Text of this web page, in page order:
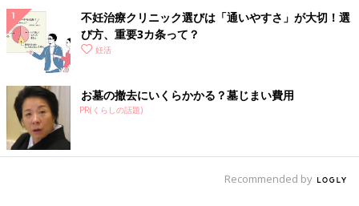
不妊治療クリニック選びは「通いやすさ」が大切！選
び方、重要3カ条って？
妊活
お墓の撤去にいくらかかる？墓じまい費用
PR(くらしの話題)
Recommended by